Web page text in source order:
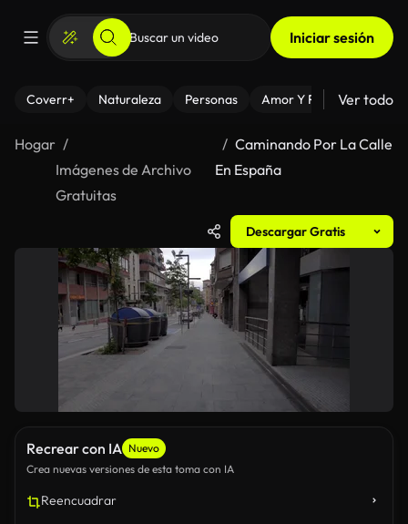
Iniciar sesión
Coverr+ Naturaleza Personas Amor Y Relaciones
Ver todo
Hogar
Imágenes de Archivo
Gratuitas
Caminando Por La Calle
En España
Descargar Gratis
Recrear con IA Nuevo
Crea nuevas versiones de esta toma con IA
Reencuadrar